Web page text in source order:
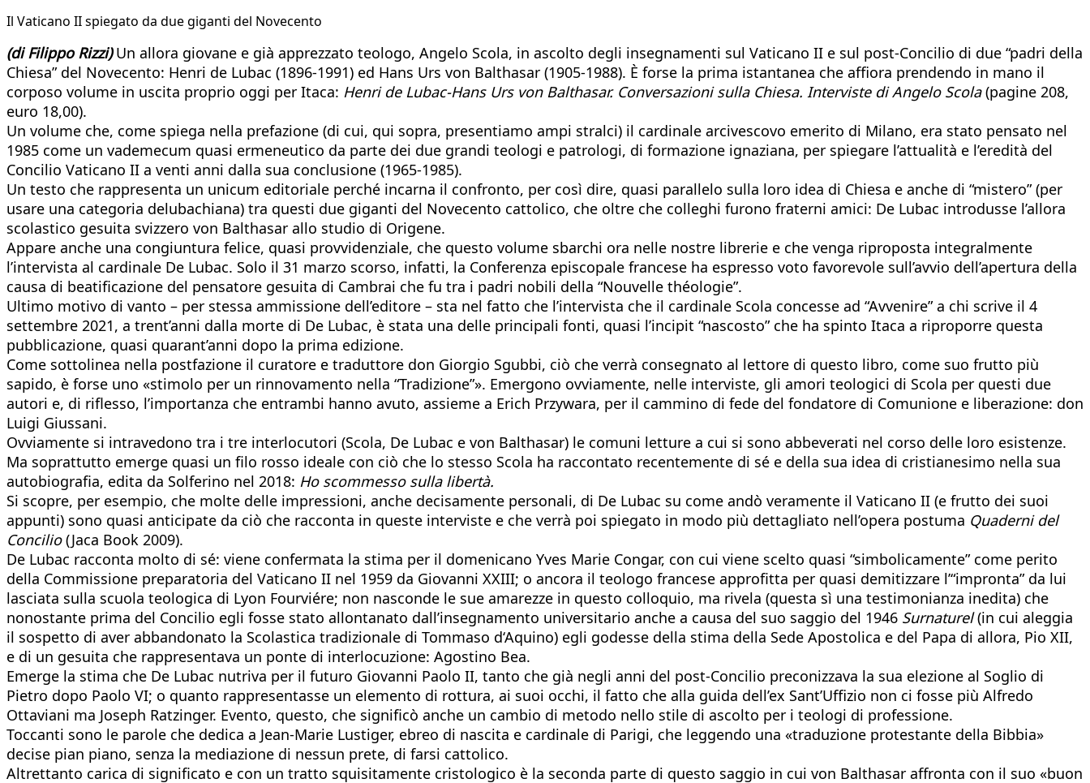
Il Vaticano II spiegato da due giganti del Novecento
(di Filippo Rizzi)Un allora giovane e già apprezzato teologo, Angelo Scola, in ascolto degli insegnamenti sul Vaticano II e sul post-Concilio di due “padri della
Chiesa” del Novecento: Henri de Lubac (1896-1991) ed Hans Urs von Balthasar (1905-1988). È forse la prima istantanea che affiora prendendo in mano il
corposo volume in uscita proprio oggi per Itaca: Henri de Lubac-Hans Urs von Balthasar. Conversazioni sulla Chiesa. Interviste di Angelo Scola(pagine 208,
euro 18,00).
Un volume che, come spiega nella prefazione (di cui, qui sopra, presentiamo ampi stralci) il cardinale arcivescovo emerito di Milano, era stato pensato nel
1985 come un vademecum quasi ermeneutico da parte dei due grandi teologi e patrologi, di formazione ignaziana, per spiegare l’attualità e l’eredità del
Concilio Vaticano II a venti anni dalla sua conclusione (1965-1985).
Un testo che rappresenta un unicum editoriale perché incarna il confronto, per così dire, quasi parallelo sulla loro idea di Chiesa e anche di “mistero” (per
usare una categoria delubachiana) tra questi due giganti del Novecento cattolico, che oltre che colleghi furono fraterni amici: De Lubac introdusse l’allora
scolastico gesuita svizzero von Balthasar allo studio di Origene.
Appare anche una congiuntura felice, quasi provvidenziale, che questo volume sbarchi ora nelle nostre librerie e che venga riproposta integralmente
l’intervista al cardinale De Lubac. Solo il 31 marzo scorso, infatti, la Conferenza episcopale francese ha espresso voto favorevole sull’avvio dell’apertura della
causa di beatificazione del pensatore gesuita di Cambrai che fu tra i padri nobili della “Nouvelle théologie”.
Ultimo motivo di vanto – per stessa ammissione dell’editore – sta nel fatto che l’intervista che il cardinale Scola concesse ad “Avvenire” a chi scrive il 4
settembre 2021, a trent’anni dalla morte di De Lubac, è stata una delle principali fonti, quasi l’incipit “nascosto” che ha spinto Itaca a riproporre questa
pubblicazione, quasi quarant’anni dopo la prima edizione.
Come sottolinea nella postfazione il curatore e traduttore don Giorgio Sgubbi, ciò che verrà consegnato al lettore di questo libro, come suo frutto più
sapido, è forse uno «stimolo per un rinnovamento nella “Tradizione”». Emergono ovviamente, nelle interviste, gli amori teologici di Scola per questi due
autori e, di riflesso, l’importanza che entrambi hanno avuto, assieme a Erich Przywara, per il cammino di fede del fondatore di Comunione e liberazione: don
Luigi Giussani.
Ovviamente si intravedono tra i tre interlocutori (Scola, De Lubac e von Balthasar) le comuni letture a cui si sono abbeverati nel corso delle loro esistenze.
Ma soprattutto emerge quasi un filo rosso ideale con ciò che lo stesso Scola ha raccontato recentemente di sé e della sua idea di cristianesimo nella sua
autobiografia, edita da Solferino nel 2018: Ho scommesso sulla libertà.
Si scopre, per esempio, che molte delle impressioni, anche decisamente personali, di De Lubac su come andò veramente il Vaticano II (e frutto dei suoi
appunti) sono quasi anticipate da ciò che racconta in queste interviste e che verrà poi spiegato in modo più dettagliato nell’opera postuma Quaderni del
Concilio(Jaca Book 2009).
De Lubac racconta molto di sé: viene confermata la stima per il domenicano Yves Marie Congar, con cui viene scelto quasi “simbolicamente” come perito
della Commissione preparatoria del Vaticano II nel 1959 da Giovanni XXIII; o ancora il teologo francese approfitta per quasi demitizzare l’“impronta” da lui
lasciata sulla scuola teologica di Lyon Fourviére; non nasconde le sue amarezze in questo colloquio, ma rivela (questa sì una testimonianza inedita) che
nonostante prima del Concilio egli fosse stato allontanato dall’insegnamento universitario anche a causa del suo saggio del 1946 Surnaturel(in cui aleggia
il sospetto di aver abbandonato la Scolastica tradizionale di Tommaso d‘Aquino) egli godesse della stima della Sede Apostolica e del Papa di allora, Pio XII,
e di un gesuita che rappresentava un ponte di interlocuzione: Agostino Bea.
Emerge la stima che De Lubac nutriva per il futuro Giovanni Paolo II, tanto che già negli anni del post-Concilio preconizzava la sua elezione al Soglio di
Pietro dopo Paolo VI; o quanto rappresentasse un elemento di rottura, ai suoi occhi, il fatto che alla guida dell’ex Sant’Uffizio non ci fosse più Alfredo
Ottaviani ma Joseph Ratzinger. Evento, questo, che significò anche un cambio di metodo nello stile di ascolto per i teologi di professione.
Toccanti sono le parole che dedica a Jean-Marie Lustiger, ebreo di nascita e cardinale di Parigi, che leggendo una «traduzione protestante della Bibbia»
decise pian piano, senza la mediazione di nessun prete, di farsi cattolico.
Altrettanto carica di significato e con un tratto squisitamente cristologico è la seconda parte di questo saggio in cui von Balthasar affronta con il suo «buon